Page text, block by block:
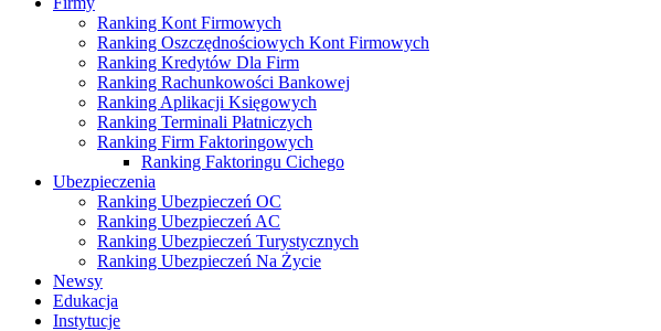
Ranking Kont Firmowych
Ranking Oszczędnościowych Kont Firmowych
Ranking Kredytów Dla Firm
Ranking Rachunkowości Bankowej
Ranking Aplikacji Księgowych
Ranking Terminali Płatniczych
Ranking Firm Faktoringowych
Ranking Faktoringu Cichego
Ubezpieczenia
Ranking Ubezpieczeń OC
Ranking Ubezpieczeń AC
Ranking Ubezpieczeń Turystycznych
Ranking Ubezpieczeń Na Życie
Newsy
Edukacja
Instytucje